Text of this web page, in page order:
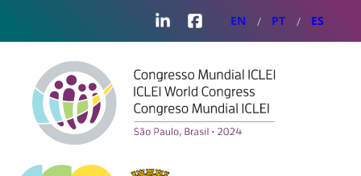
LinkedInFacebook
EN PT ES